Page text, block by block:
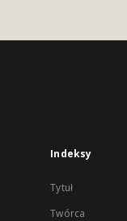
Indeksy
Tytuł
Twórca